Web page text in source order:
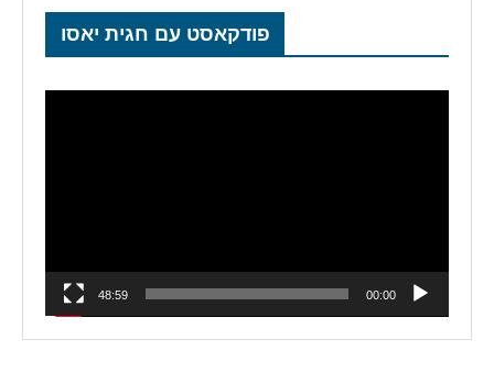
פודקאסט עם חגית יאסו
00:00
48:59